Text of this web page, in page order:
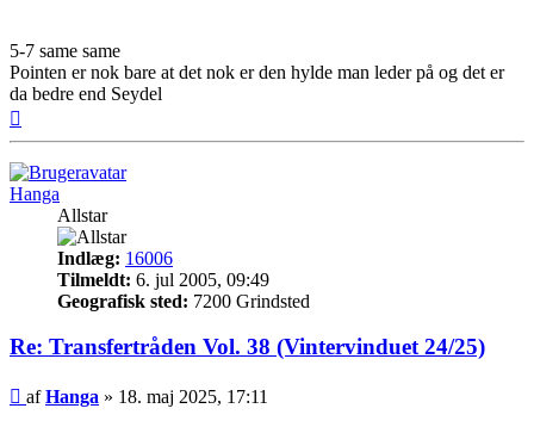
5-7 same same
Pointen er nok bare at det nok er den hylde man leder på og det er
da bedre end Seydel
Hanga
Allstar
Indlæg: 16006
Tilmeldt: 6. jul 2005, 09:49
Geografisk sted: 7200 Grindsted
Re: Transfertråden Vol. 38 (Vintervinduet 24/25)
Indlæg
afHanga » 18. maj 2025, 17:11